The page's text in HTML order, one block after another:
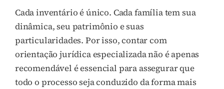
Cada inventário é único. Cada família tem sua
dinâmica, seu patrimônio e suas
particularidades. Por isso, contar com
orientação jurídica especializada não é apenas
recomendável é essencial para assegurar que
todo o processo seja conduzido da forma mais